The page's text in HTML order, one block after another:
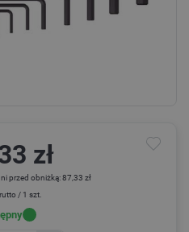
zł
przed obniżką: 87,33 zł
/ 1 szt.